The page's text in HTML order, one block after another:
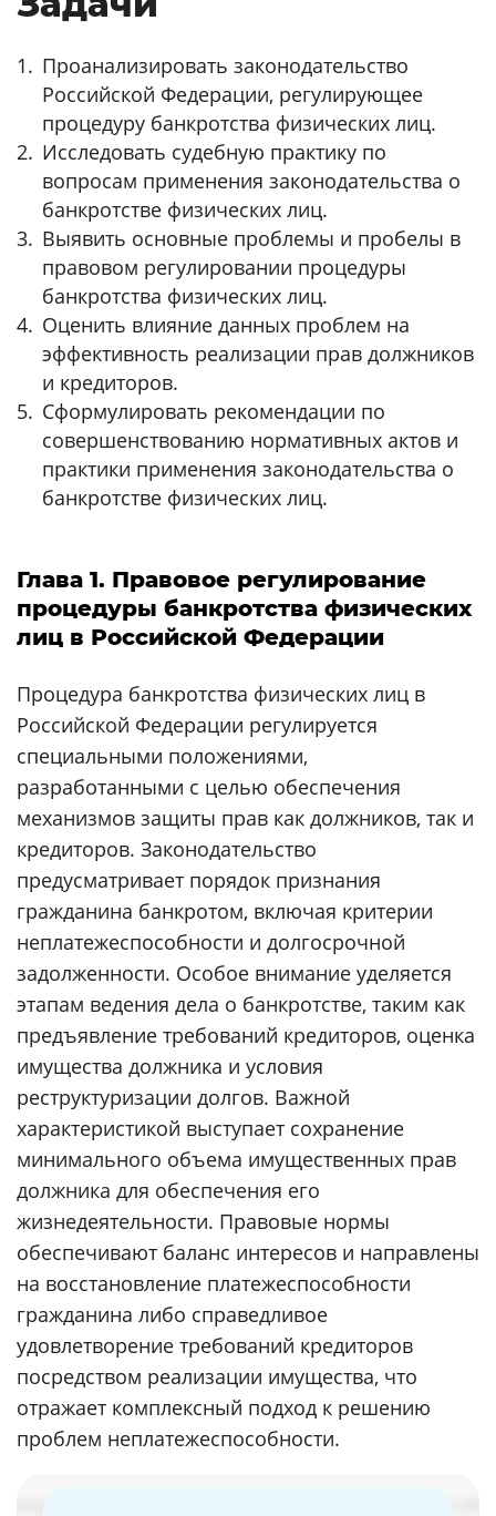
Проанализировать законодательство
Российской Федерации, регулирующее
процедуру банкротства физических лиц.
Исследовать судебную практику по
вопросам применения законодательства о
банкротстве физических лиц.
Выявить основные проблемы и пробелы в
правовом регулировании процедуры
банкротства физических лиц.
Оценить влияние данных проблем на
эффективность реализации прав должников
и кредиторов.
Сформулировать рекомендации по
совершенствованию нормативных актов и
практики применения законодательства о
банкротстве физических лиц.
Глава 1. Правовое регулирование
процедуры банкротства физических
лиц в Российской Федерации
Процедура банкротства физических лиц в
Российской Федерации регулируется
специальными положениями,
разработанными с целью обеспечения
механизмов защиты прав как должников, так и
кредиторов. Законодательство
предусматривает порядок признания
гражданина банкротом, включая критерии
неплатежеспособности и долгосрочной
задолженности. Особое внимание уделяется
этапам ведения дела о банкротстве, таким как
предъявление требований кредиторов, оценка
имущества должника и условия
реструктуризации долгов. Важной
характеристикой выступает сохранение
минимального объема имущественных прав
должника для обеспечения его
жизнедеятельности. Правовые нормы
обеспечивают баланс интересов и направлены
на восстановление платежеспособности
гражданина либо справедливое
удовлетворение требований кредиторов
посредством реализации имущества, что
отражает комплексный подход к решению
проблем неплатежеспособности.